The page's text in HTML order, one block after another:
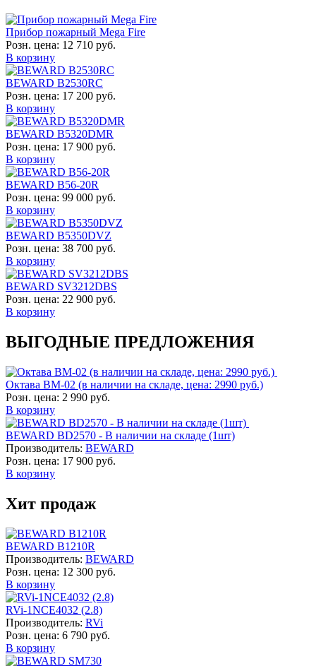
Прибор пожарный Mega Fire
Розн. цена: 12 710 руб.
В корзину
BEWARD B2530RC
Розн. цена: 17 200 руб.
В корзину
BEWARD B5320DMR
Розн. цена: 17 900 руб.
В корзину
BEWARD B56-20R
Розн. цена: 99 000 руб.
В корзину
BEWARD B5350DVZ
Розн. цена: 38 700 руб.
В корзину
BEWARD SV3212DBS
Розн. цена: 22 900 руб.
В корзину
ВЫГОДНЫЕ ПРЕДЛОЖЕНИЯ
Октава ВМ-02 (в наличии на складе, цена: 2990 руб.)
Розн. цена: 2 990 руб.
В корзину
BEWARD BD2570 - В наличии на складе (1шт)
Производитель: BEWARD
Розн. цена: 17 900 руб.
В корзину
Хит продаж
BEWARD B1210R
Производитель: BEWARD
Розн. цена: 12 300 руб.
В корзину
RVi-1NCE4032 (2.8)
Производитель: RVi
Розн. цена: 6 790 руб.
В корзину